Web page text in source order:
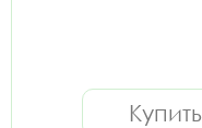
Купить